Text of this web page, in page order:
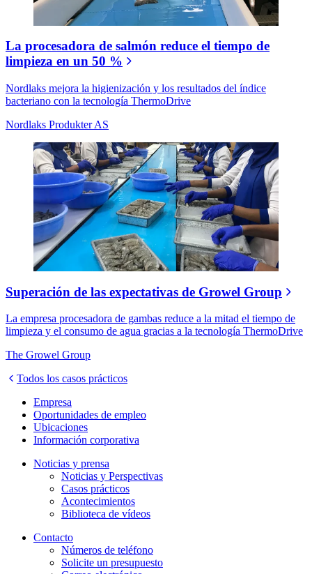
La procesadora de salmón reduce el tiempo de
limpieza en un 50 %
Nordlaks mejora la higienización y los resultados del índice
bacteriano con la tecnología ThermoDrive
Nordlaks Produkter AS
Superación de las expectativas de Growel Group
La empresa procesadora de gambas reduce a la mitad el tiempo de
limpieza y el consumo de agua gracias a la tecnología ThermoDrive
The Growel Group
Todos los casos prácticos
Empresa
Oportunidades de empleo
Ubicaciones
Información corporativa
Noticias y prensa
Noticias y Perspectivas
Casos prácticos
Acontecimientos
Biblioteca de vídeos
Contacto
Números de teléfono
Solicite un presupuesto